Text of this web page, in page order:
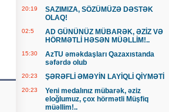
20:19
SAZIMIZA, SÖZÜMÜZƏ DƏSTƏK
OLAQ!
02:5
AD GÜNÜNÜZ MÜBARƏK, ƏZİZ VƏ
HÖRMƏTLİ HƏSƏN MÜƏLLİM!..
15:30
AzTU əməkdaşları Qazaxıstanda
səfərdə olub
20:23 ŞƏRƏFLİ ƏMƏYİN LAYİQLİ QİYMƏTİ
20:23
Yeni medalınız mübarək, əziz
eloğlumuz, çox hörmətli Müşfiq
müəllim!..